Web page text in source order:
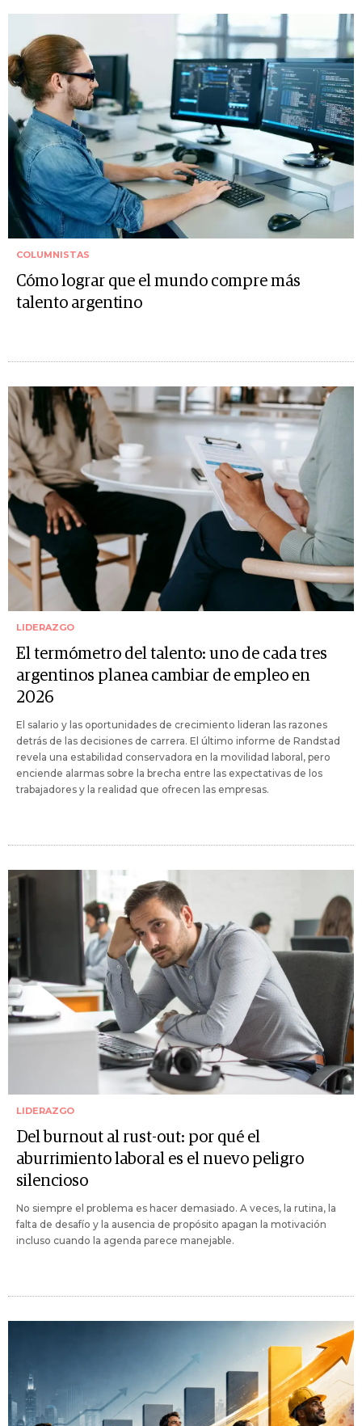
COLUMNISTAS
Cómo lograr que el mundo compre más
talento argentino
LIDERAZGO
El termómetro del talento: uno de cada tres
argentinos planea cambiar de empleo en
2026
El salario y las oportunidades de crecimiento lideran las razones
detrás de las decisiones de carrera. El último informe de Randstad
revela una estabilidad conservadora en la movilidad laboral, pero
enciende alarmas sobre la brecha entre las expectativas de los
trabajadores y la realidad que ofrecen las empresas.
LIDERAZGO
Del burnout al rust-out: por qué el
aburrimiento laboral es el nuevo peligro
silencioso
No siempre el problema es hacer demasiado. A veces, la rutina, la
falta de desafío y la ausencia de propósito apagan la motivación
incluso cuando la agenda parece manejable.